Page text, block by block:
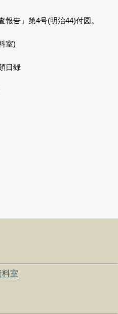
室
報告」第4号(明治44)付図。
室)
目録